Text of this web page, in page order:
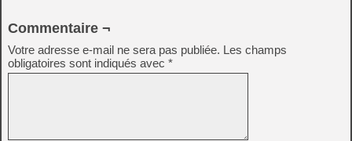
Commentaire ¬
Votre adresse e-mail ne sera pas publiée. Les champs
obligatoires sont indiqués avec *